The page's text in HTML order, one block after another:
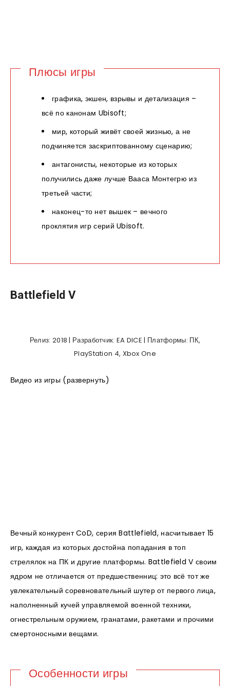
Плюсы игры
графика, экшен, взрывы и детализация –
всё по канонам Ubisoft;
мир, который живёт своей жизнью, а не
подчиняется заскриптованному сценарию;
антагонисты, некоторые из которых
получились даже лучше Вааса Монтегрю из
третьей части;
наконец-то нет вышек – вечного
проклятия игр серий Ubisoft.
Battlefield V
Релиз: 2018 | Разработчик: EA DICE | Платформы: ПК,
PlayStation 4, Xbox One
Видео из игры (развернуть)
Вечный конкурент CoD, серия Battlefield, насчитывает 15
игр, каждая из которых достойна попадания в топ
стрелялок на ПК и другие платформы. Battlefield V своим
ядром не отличается от предшественниц: это всё тот же
увлекательный соревновательный шутер от первого лица,
наполненный кучей управляемой военной техники,
огнестрельным оружием, гранатами, ракетами и прочими
смертоносными вещами.
Особенности игры